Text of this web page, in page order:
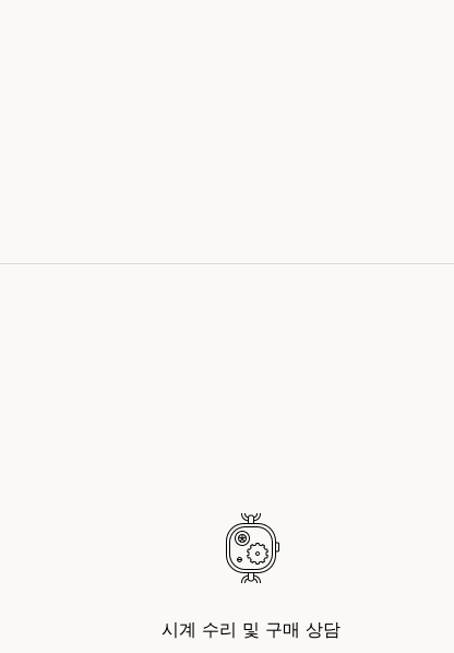
시계 수리 및 구매 상담